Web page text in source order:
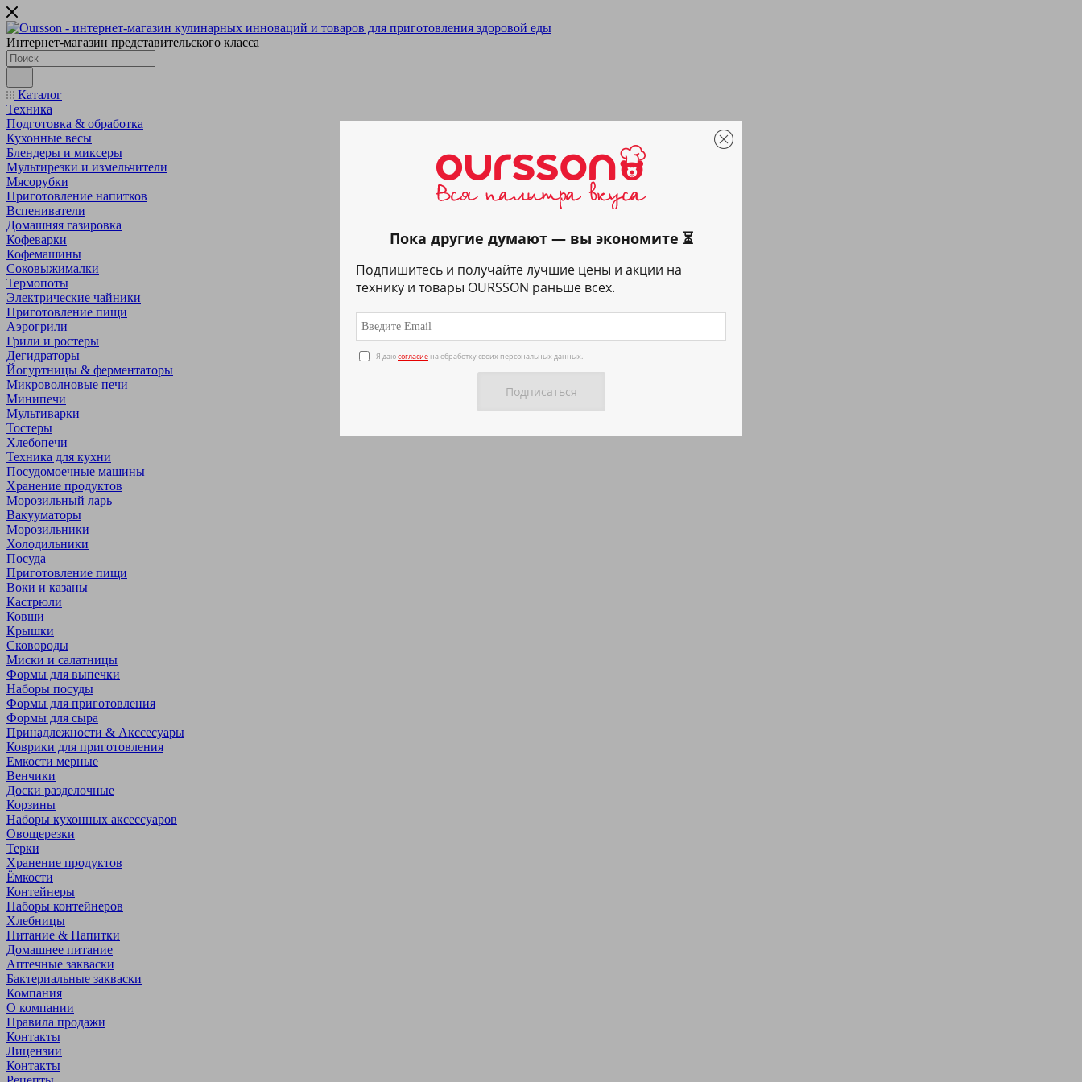
Интернет-магазин представительского класса
Каталог
Техника
Подготовка & обработка
Кухонные весы
Блендеры и миксеры
Мультирезки и измельчители
Мясорубки
Приготовление напитков
Вспениватели
Домашняя газировка
Кофеварки
Кофемашины
Соковыжималки
Термопоты
Электрические чайники
Приготовление пищи
Аэрогрили
Грили и ростеры
Дегидраторы
Йогуртницы & ферментаторы
Микроволновые печи
Минипечи
Мультиварки
Тостеры
Хлебопечи
Техника для кухни
Посудомоечные машины
Хранение продуктов
Морозильный ларь
Вакууматоры
Морозильники
Холодильники
Посуда
Приготовление пищи
Воки и казаны
Кастрюли
Ковши
Крышки
Сковороды
Миски и салатницы
Формы для выпечки
Наборы посуды
Формы для приготовления
Формы для сыра
Принадлежности & Акссесуары
Коврики для приготовления
Емкости мерные
Венчики
Доски разделочные
Корзины
Наборы кухонных аксессуаров
Овощерезки
Терки
Хранение продуктов
Ёмкости
Контейнеры
Наборы контейнеров
Хлебницы
Питание & Напитки
Домашнее питание
Аптечные закваски
Бактериальные закваски
Компания
О компании
Правила продажи
Контакты
Лицензии
Контакты
Пока другие думают — вы экономите ⏳
Подпишитесь и получайте лучшие цены и акции на
технику и товары OURSSON раньше всех.
Я даюсогласие на обработку своих персональных данных.